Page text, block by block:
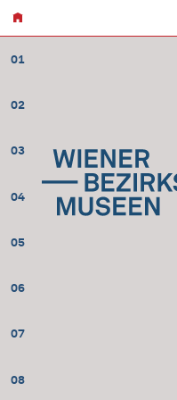
01
02
03
04
05
06
07
08